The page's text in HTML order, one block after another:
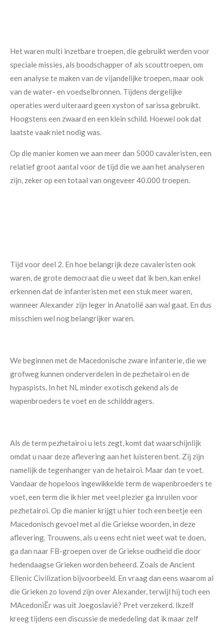
Het waren multi inzetbare troepen, die gebruikt werden voor
speciale missies, als boodschapper of als scouttroepen, om
een analyse te maken van de vijandelijke troepen, maar ook
van de water- en voedselbronnen. Tijdens dergelijke
operaties werd uiteraard geen xyston of sarissa gebruikt.
Hoogstens een zwaard en een klein schild. Hoewel ook dat
laatste vaak niet nodig was.
Op die manier komen we aan meer dan 5000 cavaleristen, een
relatief groot aantal voor de tijd die we aan het analyseren
zijn, zeker op een totaal van ongeveer 40.000 troepen.
Tijd voor deel 2. En hoe belangrijk deze cavaleristen ook
waren, de grote democraat die u weet dat ik ben, kan enkel
erkennen dat de infanteristen met een stuk meer waren,
wanneer Alexander zijn leger in Anatolië aan wal gaat. En dus
misschien wel nog belangrijker waren.
We beginnen met de Macedonische zware infanterie, die we
grofweg kunnen onderverdelen in de pezhetairoi en de
hypaspists. In het NL minder exotisch gekend als de
wapenbroeders te voet en de schilddragers.
Als de term pezhetairoi u iets zegt, komt dat waarschijnlijk
omdat u naar deze aflevering aan het luisteren bent. Zij zijn
namelijk de tegenhanger van de hetairoi. Maar dan te voet.
Vandaar de hopeloos ingewikkelde term de wapenbroeders te
voet, een term die ik hier met veel plezier ga inruilen voor
pezhetairoi. Op die manier krijgt u hier toch een beetje een
Macedonisch gevoel met al die Griekse woorden, in deze
aflevering. Trouwens, als u eens echt niet weet wat te doen,
ga dan naar FB-groepen over de Griekse oudheid die door
hedendaagse Grieken worden beheerd. Zoals de Ancient
Ellenic Civilization bijvoorbeeld. En vraag dan eens waarom al
die Grieken zo lovend zijn over Alexander, terwijl hij toch een
MAcedoniËr was uit Joegoslavië? Pret verzekerd. Ikzelf
kreeg tijdens een discussie de mededeling dat ik maar zelf